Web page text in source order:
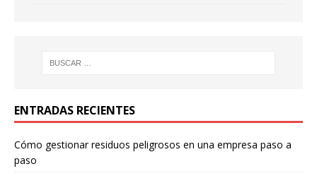
ENTRADAS RECIENTES
Cómo gestionar residuos peligrosos en una empresa paso a
paso